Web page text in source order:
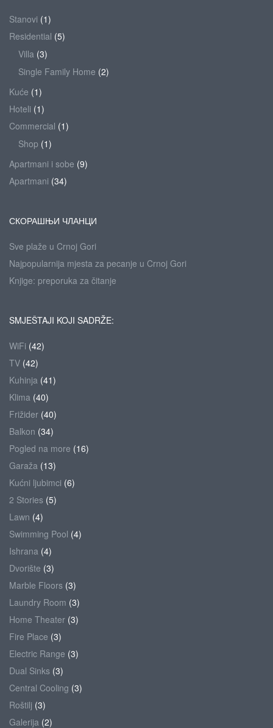
Stanovi (1)
Residential (5)
Villa (3)
Single Family Home (2)
Kuće (1)
Hoteli (1)
Commercial (1)
Shop (1)
Apartmani i sobe (9)
Apartmani (34)
СКОРАШЊИ ЧЛАНЦИ
Sve plaže u Crnoj Gori
Najpopularnija mjesta za pecanje u Crnoj Gori
Knjige: preporuka za čitanje
SMJEŠTAJI KOJI SADRŽE:
WiFi (42)
TV (42)
Kuhinja (41)
Klima (40)
Frižider (40)
Balkon (34)
Pogled na more (16)
Garaža (13)
Kućni ljubimci (6)
2 Stories (5)
Lawn (4)
Swimming Pool (4)
Ishrana (4)
Dvorište (3)
Marble Floors (3)
Laundry Room (3)
Home Theater (3)
Fire Place (3)
Electric Range (3)
Dual Sinks (3)
Central Cooling (3)
Roštilj (3)
Galerija (2)